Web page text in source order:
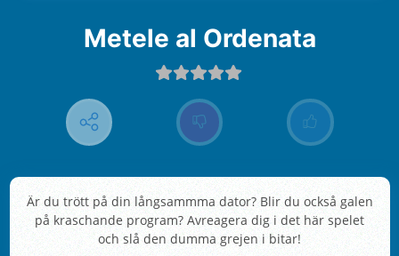
Metele al Ordenata
Är du trött på din långsammma dator? Blir du också galen
på kraschande program? Avreagera dig i det här spelet
och slå den dumma grejen i bitar!